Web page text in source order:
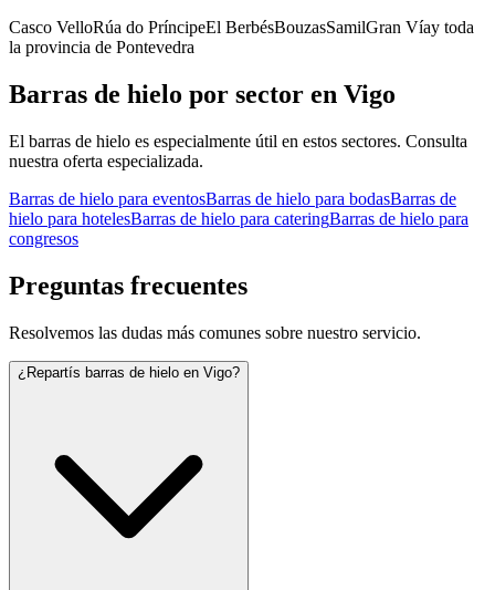
Casco VelloRúa do PríncipeEl BerbésBouzasSamilGran Víay toda
la provincia de Pontevedra
Barras de hielo por sector en Vigo
El barras de hielo es especialmente útil en estos sectores. Consulta
nuestra oferta especializada.
Barras de hielo para eventosBarras de hielo para bodasBarras de
hielo para hotelesBarras de hielo para cateringBarras de hielo para
congresos
Preguntas frecuentes
Resolvemos las dudas más comunes sobre nuestro servicio.
¿Repartís barras de hielo en Vigo?